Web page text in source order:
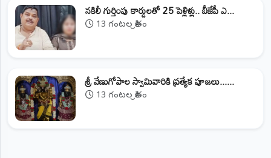
నకిలీ గుర్తింపు కార్డులతో 25 పెళ్లిళ్లు.. బీజేపీ ఎ...
13 గంటల క్రితం
శ్రీ వేణుగోపాల స్వామివారికి ప్రత్యేక పూజలు......
13 గంటల క్రితం